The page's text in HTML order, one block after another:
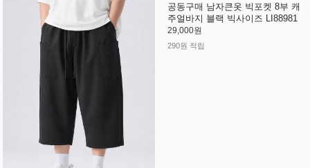
공동구매 남자큰옷 빅포켓 8부 캐
주얼바지 블랙 빅사이즈 LI88981
29,000원
290원 적립